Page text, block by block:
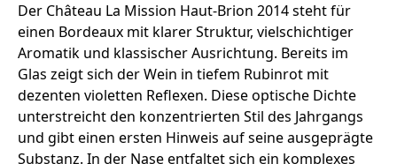
Der Château La Mission Haut-Brion 2014 steht für
einen Bordeaux mit klarer Struktur, vielschichtiger
Aromatik und klassischer Ausrichtung. Bereits im
Glas zeigt sich der Wein in tiefem Rubinrot mit
dezenten violetten Reflexen. Diese optische Dichte
unterstreicht den konzentrierten Stil des Jahrgangs
und gibt einen ersten Hinweis auf seine ausgeprägte
Substanz. In der Nase entfaltet sich ein komplexes